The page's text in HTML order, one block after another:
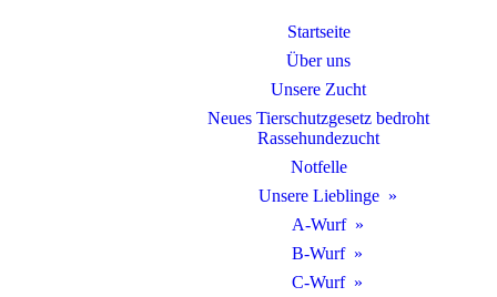
Startseite
Über uns
Unsere Zucht
Neues Tierschutzgesetz bedroht
Rassehundezucht
Notfelle
Unsere Lieblinge
A-Wurf
B-Wurf
C-Wurf